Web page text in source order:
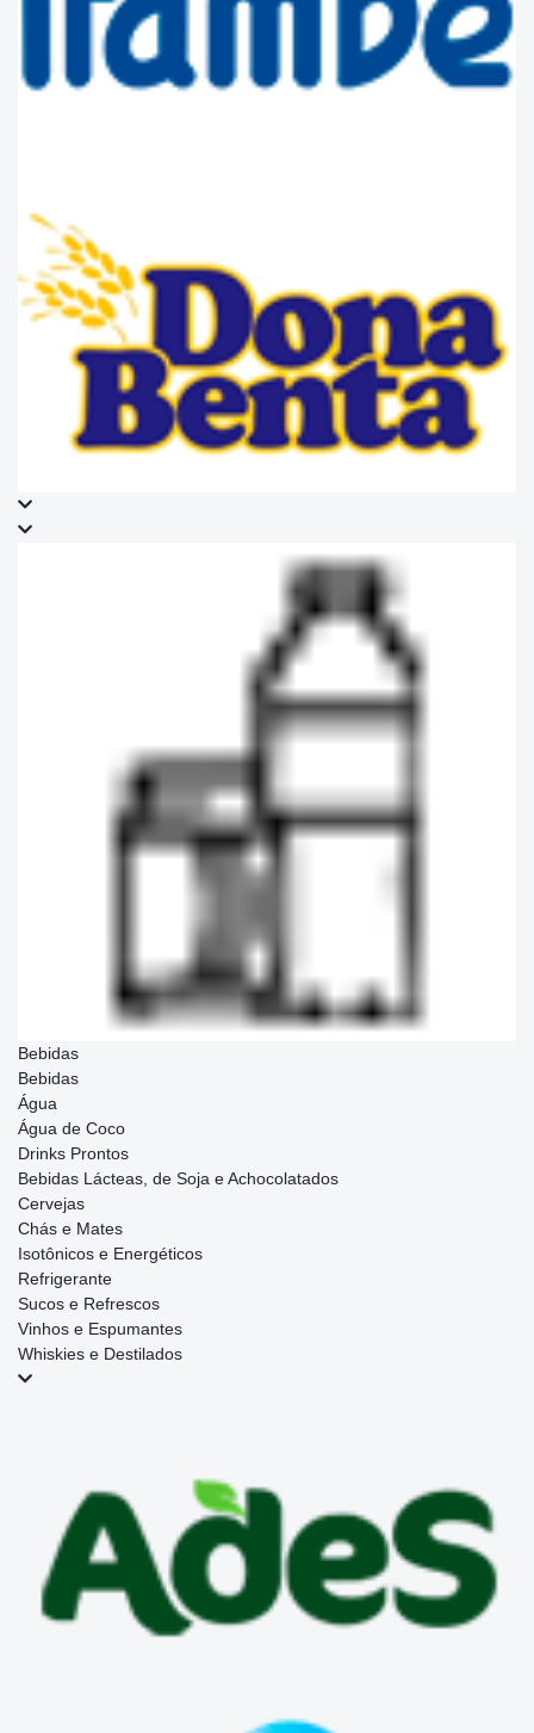
Bebidas
Bebidas
Água
Água de Coco
Drinks Prontos
Bebidas Lácteas, de Soja e Achocolatados
Cervejas
Chás e Mates
Isotônicos e Energéticos
Refrigerante
Sucos e Refrescos
Vinhos e Espumantes
Whiskies e Destilados